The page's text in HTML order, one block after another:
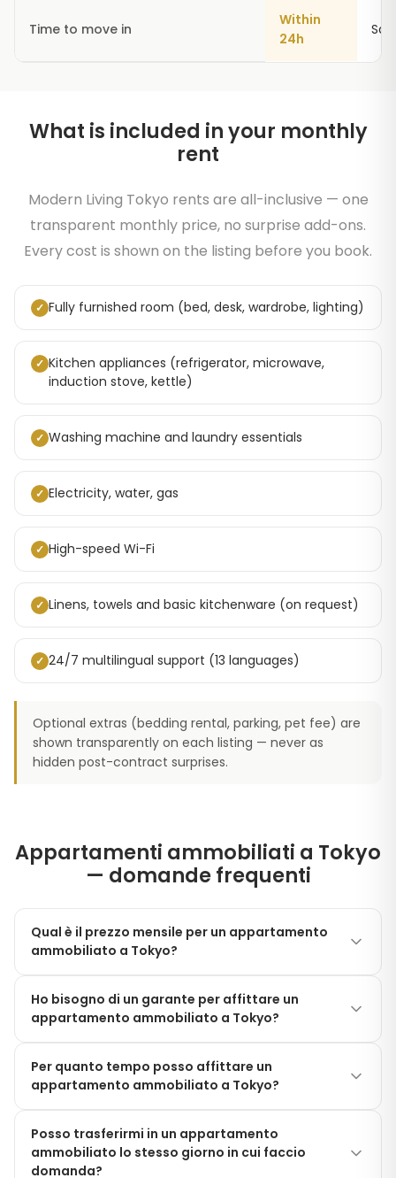
Time to move in
Within
24h
What is included in your monthly
rent
Modern Living Tokyo rents are all-inclusive — one
transparent monthly price, no surprise add-ons.
Every cost is shown on the listing before you book.
✓ Fully furnished room (bed, desk, wardrobe, lighting)
✓ Kitchen appliances (refrigerator, microwave,
induction stove, kettle)
✓ Washing machine and laundry essentials
✓ Electricity, water, gas
✓ High-speed Wi-Fi
✓ Linens, towels and basic kitchenware (on request)
✓ 24/7 multilingual support (13 languages)
Optional extras (bedding rental, parking, pet fee) are
shown transparently on each listing — never as
hidden post-contract surprises.
Appartamenti ammobiliati a Tokyo
— domande frequenti
Qual è il prezzo mensile per un appartamento
ammobiliato a Tokyo?
partono da circa ¥40,000/mese per camere private
in share house e arrivano fino a oltre ¥300,000/mese
prezzo è tutto incluso — mobili, elettrodomestici, Wi-
Fi e utenze sono già compresi.
Ho bisogno di un garante per affittare un
appartamento ammobiliato a Tokyo?
Modern Living Tokyo non richiede un garante
giapponese, un deposito cauzionale non rimborsabile
internazionali con passaporto valido, visto e prova di
reddito o risparmi sufficienti.
Per quanto tempo posso affittare un
appartamento ammobiliato a Tokyo?
nostri appartamenti mensili, e la maggior parte dei
residenti resta tra i 3 mesi e i 2 anni. Sono disponibili
Posso trasferirmi in un appartamento
ammobiliato lo stesso giorno in cui faccio
domanda?